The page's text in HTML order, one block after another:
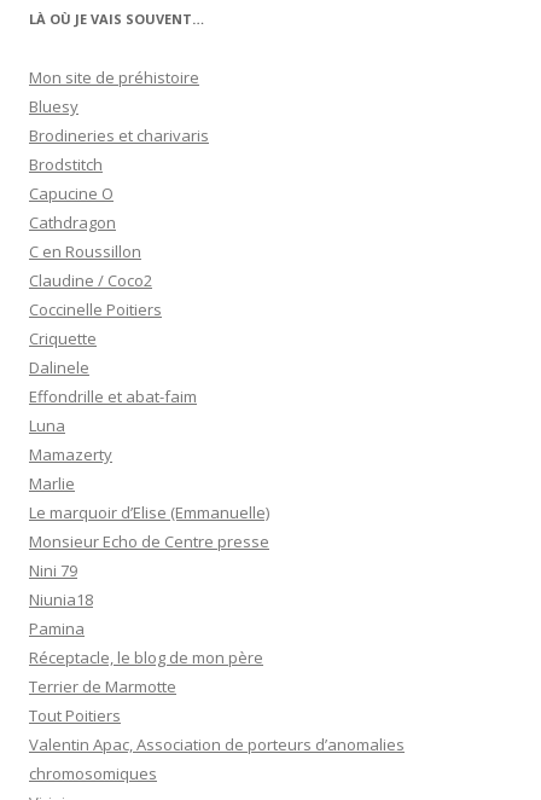
LÀ OÙ JE VAIS SOUVENT…
Mon site de préhistoire
Bluesy
Brodineries et charivaris
Brodstitch
Capucine O
Cathdragon
C en Roussillon
Claudine / Coco2
Coccinelle Poitiers
Criquette
Dalinele
Effondrille et abat-faim
Luna
Mamazerty
Marlie
Le marquoir d’Elise (Emmanuelle)
Monsieur Echo de Centre presse
Nini 79
Niunia18
Pamina
Réceptacle, le blog de mon père
Terrier de Marmotte
Tout Poitiers
Valentin Apac, Association de porteurs d’anomalies
chromosomiques